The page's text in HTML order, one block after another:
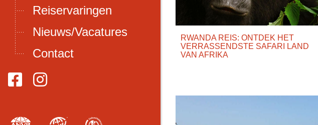
Reiservaringen
Nieuws/Vacatures
Contact
RWANDA REIS: ONTDEK HET
VERRASSENDSTE SAFARI LAND
VAN AFRIKA